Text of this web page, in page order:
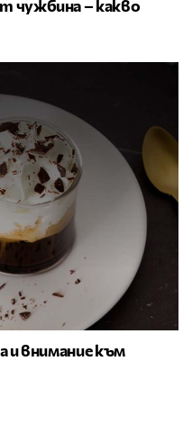
чужбина – какво
и внимание към